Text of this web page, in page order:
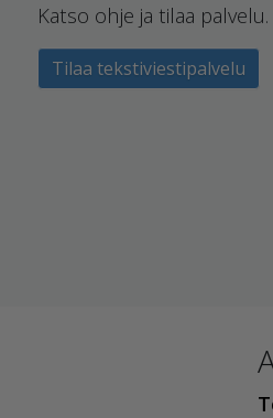
Katso ohje ja tilaa palvelu.
Tilaa tekstiviestipalvelu